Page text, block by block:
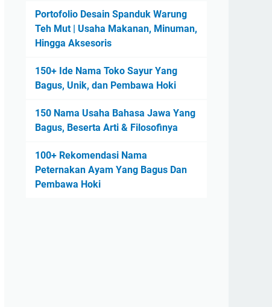
Portofolio Desain Spanduk Warung
Teh Mut | Usaha Makanan, Minuman,
Hingga Aksesoris
150+ Ide Nama Toko Sayur Yang
Bagus, Unik, dan Pembawa Hoki
150 Nama Usaha Bahasa Jawa Yang
Bagus, Beserta Arti & Filosofinya
100+ Rekomendasi Nama
Peternakan Ayam Yang Bagus Dan
Pembawa Hoki